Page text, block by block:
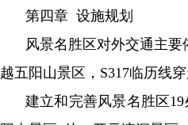
第四章 设施规划
风景名胜区对外交通主要
越五阳山景区，S317临历线
建立和完善风景名胜区